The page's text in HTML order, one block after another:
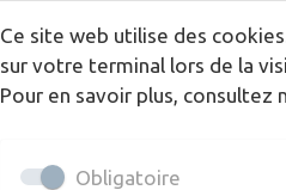
Ce site web utilise des
sur votre terminal lors de la
Pour en savoir plus, consultez
Obligatoire